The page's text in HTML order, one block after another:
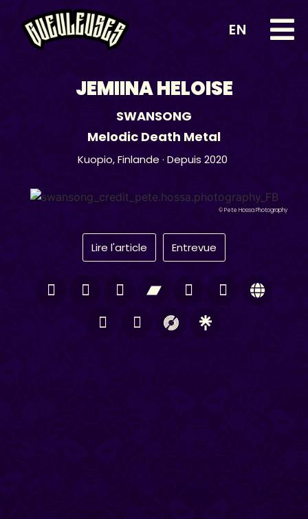
EN
JEMIINA HELOISE
SWANSONG
Melodic Death Metal
Kuopio,Finlande · Depuis 2020
© Pete Hossa Photography
Lire l'article Entrevue